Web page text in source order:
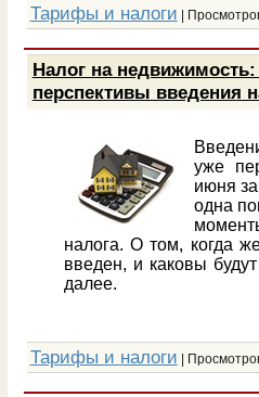
Тарифы и налоги |
Налог на
перспективы введения
уже
июня
одна
налога. О том, когда
введен, и каковы
далее.
Тарифы и налоги |